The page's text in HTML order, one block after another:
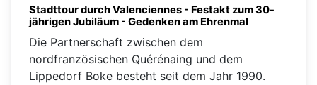
Stadttour durch Valenciennes - Festakt zum 30-
jährigen Jubiläum - Gedenken am Ehrenmal
Die Partnerschaft zwischen dem
nordfranzösischen Quérénaing und dem
Lippedorf Boke besteht seit dem Jahr 1990.